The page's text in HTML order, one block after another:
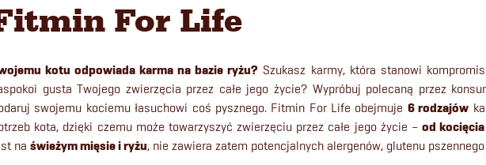
For Life
kotu odpowiada karma na bazie ryżu? Szukasz karmy, która stanowi
gusta Twojego zwierzęcia przez całe jego życie? Wypróbuj polecaną przez
swojemu kociemu łasuchowi coś pysznego. Fitmin For Life obejmuje 6 rodzajów
kota, dzięki czemu może towarzyszyć zwierzęciu przez całe jego życie –od
na świeżym mięsie i ryżu, nie zawiera zatem potencjalnych alergenów, glutenu